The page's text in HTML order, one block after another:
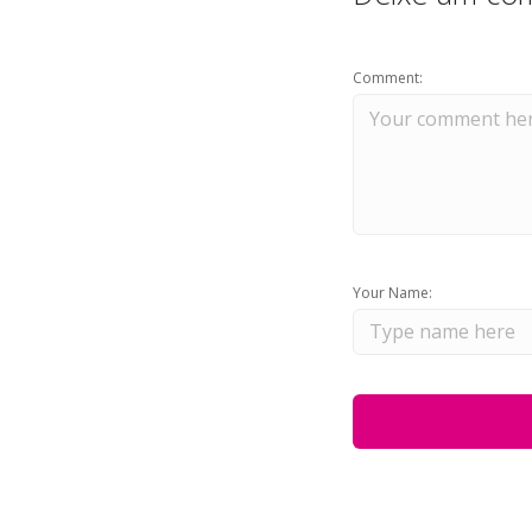
Comment:
Your Name: